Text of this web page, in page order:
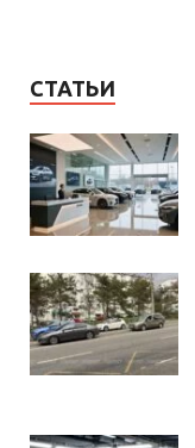
СТАТЬИ